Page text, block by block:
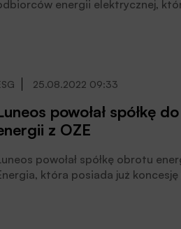
energii elektrycznej,
25.08.2022 09:33
powołał spółkę
z OZE
powołał spółkę obrotu
która posiada już